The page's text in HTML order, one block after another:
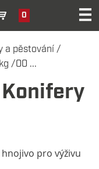
0
a pěstování /
/00 ...
Konifery
pro výživu